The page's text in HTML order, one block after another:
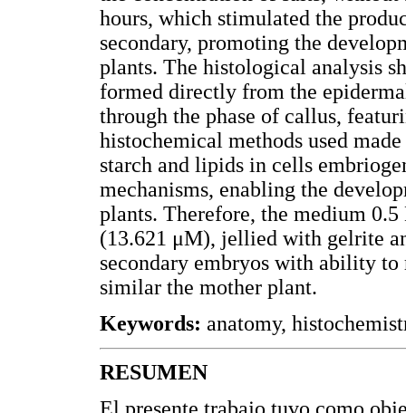
hours, which stimulated the
secondary, promoting the
plants. The histological analysis
formed directly from the
through the phase of callus,
histochemical methods used
starch and lipids in cells
mechanisms, enabling the
plants. Therefore, the medium
(13.621 μM), jellied with gelrite
secondary embryos with ability
similar the mother plant.
Keywords: anatomy,
RESUMEN